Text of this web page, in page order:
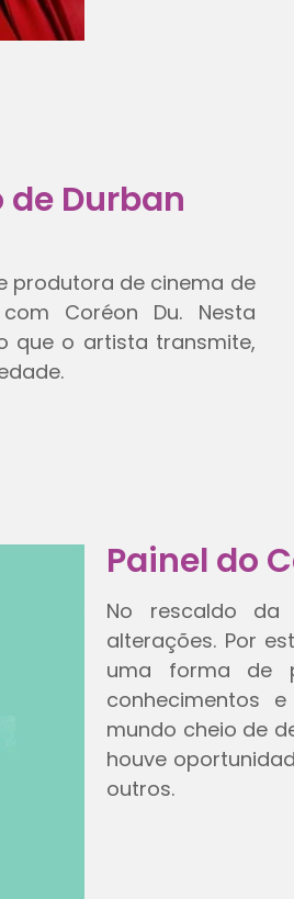
Durban
produtora de cinema de
Coréon Du. Nesta
que o artista transmite,
Painel do
No rescaldo da
alterações. Por
uma forma de
conhecimentos
mundo cheio de
houve
outros.